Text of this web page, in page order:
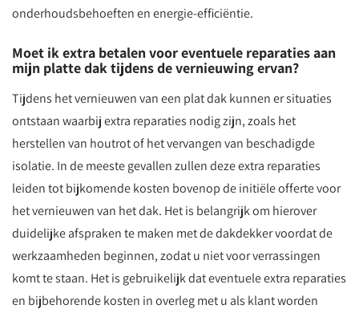
onderhoudsbehoeften en energie-efficiëntie.
Moet ik extra betalen voor eventuele reparaties aan
mijn platte dak tijdens de vernieuwing ervan?
Tijdens het vernieuwen van een plat dak kunnen er situaties
ontstaan waarbij extra reparaties nodig zijn, zoals het
herstellen van houtrot of het vervangen van beschadigde
isolatie. In de meeste gevallen zullen deze extra reparaties
leiden tot bijkomende kosten bovenop de initiële offerte voor
het vernieuwen van het dak. Het is belangrijk om hierover
duidelijke afspraken te maken met de dakdekker voordat de
werkzaamheden beginnen, zodat u niet voor verrassingen
komt te staan. Het is gebruikelijk dat eventuele extra reparaties
en bijbehorende kosten in overleg met u als klant worden